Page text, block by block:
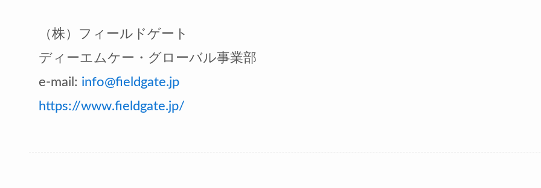
（株）フィールドゲート
ディーエムケー・グローバル事業部
e-mail: info@fieldgate.jp
https://www.fieldgate.jp/